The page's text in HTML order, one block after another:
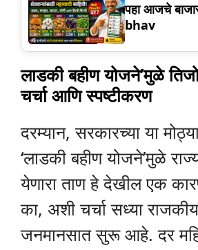
पहा आजचे
bhav
लाडकी बहीण योजने’मुळे
चर्चा आणि स्पष्टीकरण
दरम्यान, सरकारच्या या
‘लाडकी बहीण योजने’मुळे
येणारा ताण हे देखील एक
का, अशी चर्चा सध्या
जनमानसात सुरू आहे. दर